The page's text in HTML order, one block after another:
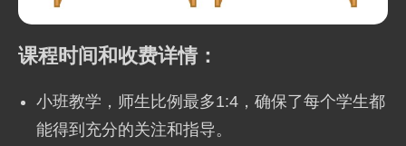
课程时间和收费详情：
小班教学，师生比例最多1:4，确保了每个学生都
能得到充分的关注和指导。